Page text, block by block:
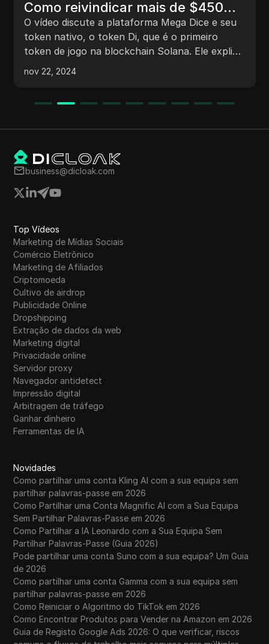
Como reivindicar mais de $450
em tokens $Dice de Solana para
sua carteira.
O vídeo discute a plataforma Mega Dice e seu
token nativo, o token Di, que é o primeiro
token de jogo na blockchain Solana. Ele explica
como os usuários podem adquirir o token,
participar da pré-venda, jogar jogos na
Ele também destaca as características da
indicação. Além disso, menciona um atual
airdrop de 2,25 milhões de tokens para
comprar o token Di usando diferentes
nov 22, 2024
business@dicloak.com
Top Vídeos
Marketing de Mídias Sociais
Comércio Eletrônico
Marketing de Afiliados
Criptomoeda
Cultivo de airdrop
Publicidade Online
Dropshipping
Extração de dados da web
Marketing digital
Privacidade online
Servidor proxy
Navegador antidetect
Impressão digital
Arbitragem de tráfego
Ganhar dinheiro
Ferramentas de IA
Novidades
Como partilhar uma conta Kling AI com a sua equipa sem
partilhar palavras-passe em 2026
Como Partilhar uma Conta Magnific AI com a Sua Equipa
Sem Partilhar Palavras-Passe em 2026
Como Partilhar a IA Leonardo com a Sua Equipa Sem
Partilhar Palavras-Passe (Guia 2026)
Pode partilhar uma conta Suno com a sua equipa? Um Guia
de 2026
Como partilhar uma conta Gamma com a sua equipa sem
partilhar palavras-passe em 2026
Como Reiniciar o Algoritmo do TikTok em 2026
Como Encontrar Produtos para Vender na Amazon em 2026
Guia de Registo Google Ads 2026: O que verificar, riscos